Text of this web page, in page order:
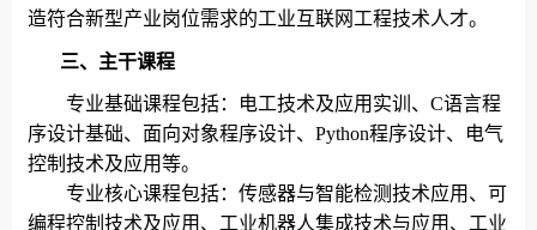
造符合新型产业岗位需求的工业互联网工程技术人才。
三、主干课程
专业基础课程包括：电工技术及应用实训、 C语言程
序设计基础、面向对象程序设计、 Python程序设计、电气
控制技术及应用等。
专业核心课程包括：传感器与智能检测技术应用、可
编程控制技术及应用、工业机器人集成技术与应用、工业